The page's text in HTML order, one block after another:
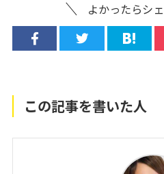
よかったらシ
この記事を書いた人